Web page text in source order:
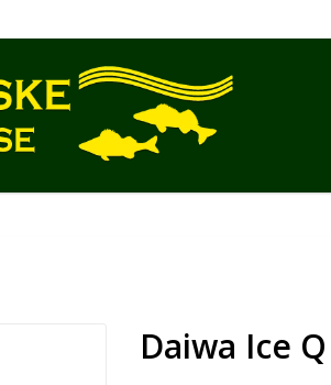
Daiwa Ice